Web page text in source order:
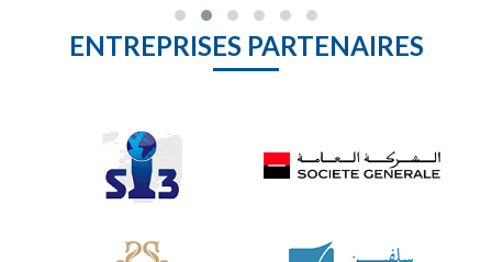
ENTREPRISES PARTENAIRES